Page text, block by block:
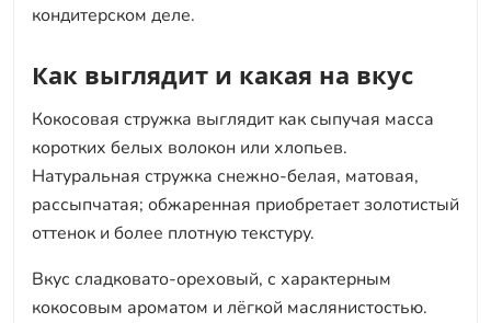
кондитерском деле.
Как выглядит и какая на вкус
Кокосовая стружка выглядит как сыпучая масса
коротких белых волокон или хлопьев.
Натуральная стружка снежно-белая, матовая,
рассыпчатая; обжаренная приобретает золотистый
оттенок и более плотную текстуру.
Вкус сладковато-ореховый, с характерным
кокосовым ароматом и лёгкой маслянистостью.